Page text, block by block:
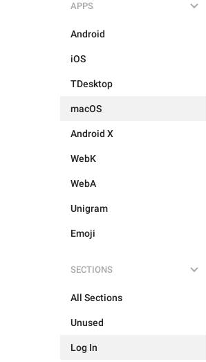
APPS
Android
iOS
TDesktop
macOS
Android X
WebK
WebA
Unigram
Emoji
SECTIONS
All Sections
Unused
Log In